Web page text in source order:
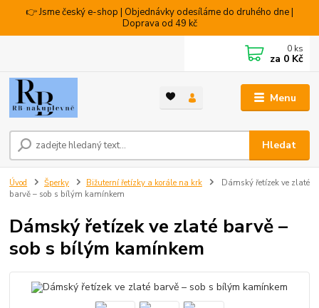
👉 Jsme český e-shop | Objednávky odesíláme do druhého dne |
Doprava od 49 kč
Menu
Hledat
0 ks
za 0 Kč
Úvod Šperky Bižuterní řetízky a korále na krk
Dámský řetízek ve zlaté
barvě – sob s bílým kamínkem
Dámský řetízek ve zlaté barvě –
sob s bílým kamínkem